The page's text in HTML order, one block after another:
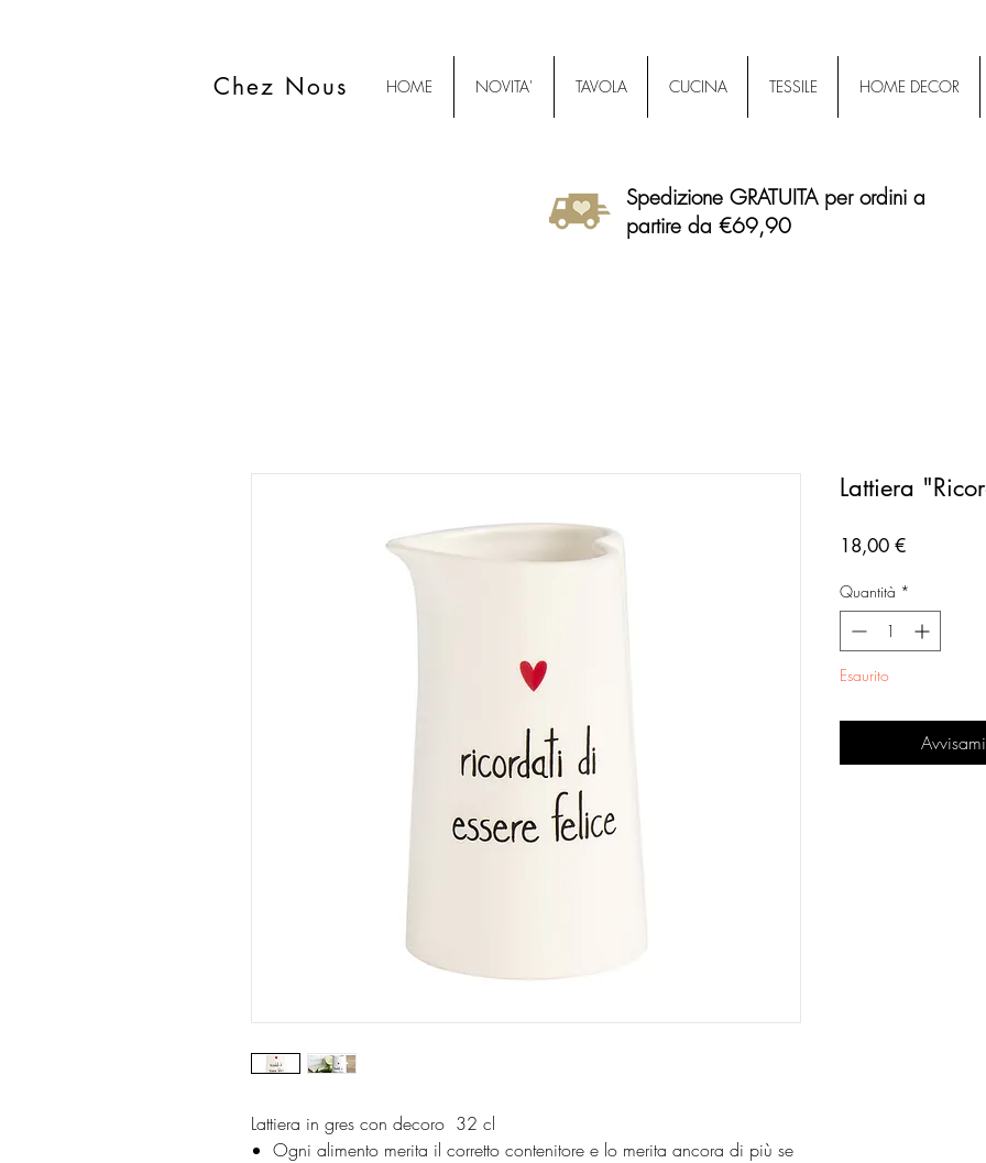
HOME NOVITA' TAVOLA CUCINA TESSILE HOME DECOR
Chez Nous
Spedizione GRATUITA per ordini a
partire da €69,90
Lattiera in gres con decoro 32 cl
Ogni alimento merita il corretto contenitore e lo merita ancora di più se
Lattiera
18,00 €Prezzo
Quantità *
Esaurito